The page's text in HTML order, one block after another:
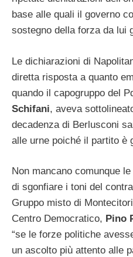
base alle quali il governo
sostegno della forza da lui
Le dichiarazioni di
diretta risposta a quanto
quando il capogruppo del
Schifani, aveva
decadenza di Berlusconi
alle urne poiché il partito è
Non mancano comunque
di sgonfiare i toni del
Gruppo misto di
Centro Democratico, Pino
“se le forze politiche
un ascolto più attento alle